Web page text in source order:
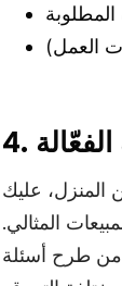
المطلوبة
العمل)
المنزل، عليك
المثالي.
من طرح أسئلة